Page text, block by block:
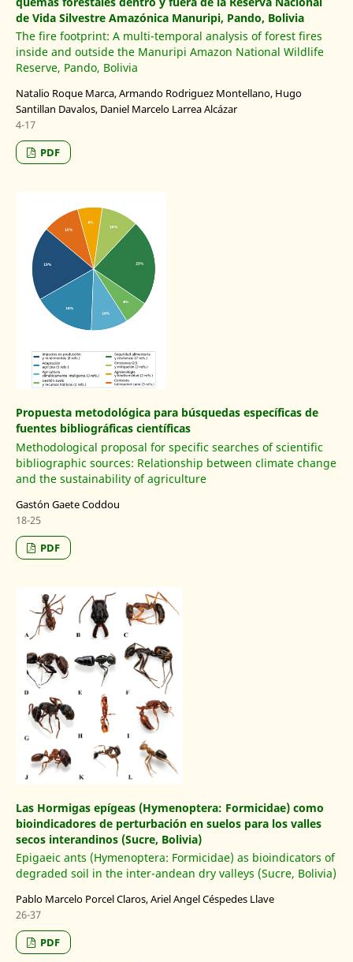
de Vida Silvestre Amazónica Manuripi, Pando, Bolivia
The fire footprint: A multi-temporal analysis of forest fires
inside and outside the Manuripi Amazon National Wildlife
Reserve, Pando, Bolivia
Natalio Roque Marca, Armando Rodriguez Montellano, Hugo
Santillan Davalos, Daniel Marcelo Larrea Alcázar
4-17
PDF
Propuesta metodológica para búsquedas específicas de
fuentes bibliográficas científicas
Methodological proposal for specific searches of scientific
bibliographic sources: Relationship between climate change
and the sustainability of agriculture
Gastón Gaete Coddou
18-25
PDF
Las Hormigas epígeas (Hymenoptera: Formicidae) como
bioindicadores de perturbación en suelos para los valles
secos interandinos (Sucre, Bolivia)
Epigaeic ants (Hymenoptera: Formicidae) as bioindicators of
degraded soil in the inter-andean dry valleys (Sucre, Bolivia)
Pablo Marcelo Porcel Claros, Ariel Angel Céspedes Llave
26-37
PDF